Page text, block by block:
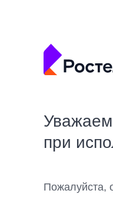
при
Пожалуйста,